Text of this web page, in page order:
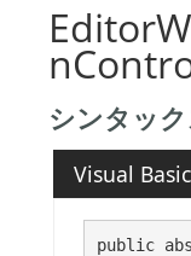
シンタッ
Visual Basic
public